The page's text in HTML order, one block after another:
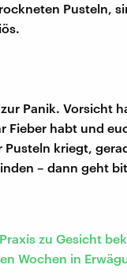
Pusteln,
Panik. Vorsicht
Fieber habt und
kriegt,
– dann geht
zu Gesicht
Wochen in